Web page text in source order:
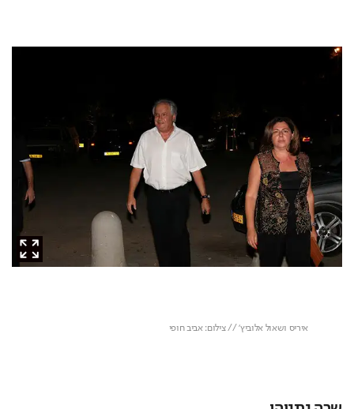
                איריס ושאול אלוביץ' // צילום: אביב חופי